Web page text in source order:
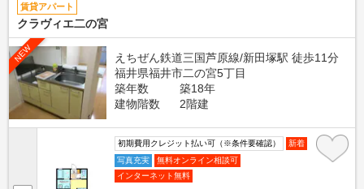
賃貸アパート
クラヴィエ二の宮
NEW
えちぜん鉄道三国芦原線/新田塚駅 徒歩11分
福井県福井市二の宮5丁目
築年数
築18年
建物階数
2階建
初期費用クレジット払い可（※条件要確認）
新着
写真充実
無料オンライン相談可
インターネット無料